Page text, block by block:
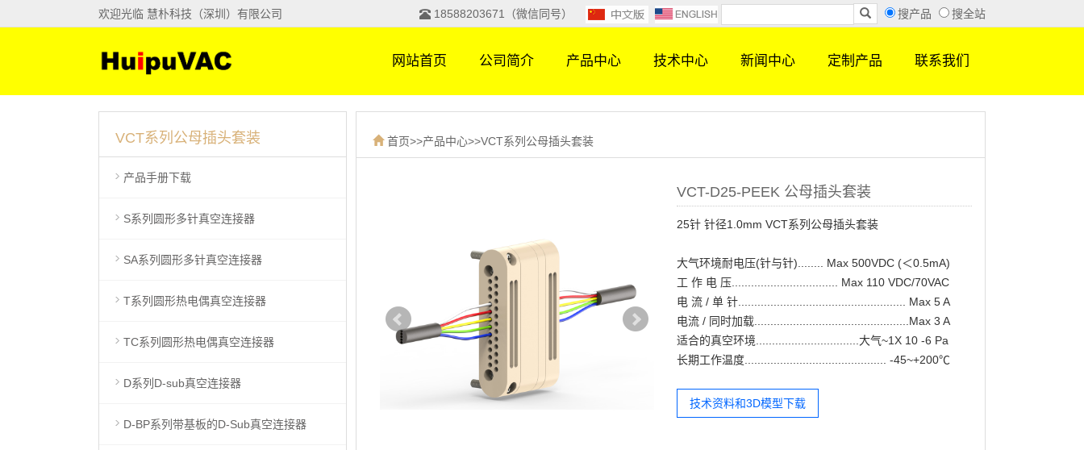
欢迎光临 慧朴科技（深圳）有限公司 18588203671（微信同号） 搜产品 搜全站
网站首页 公司简介 产品中心 技术中心 新闻中心 定制产品 联系我们
首页>>产品中心>>VCT系列公母插头套装
VCT-D25-PEEK 公母插头套装
25针 针径1.0mm VCT系列公母插头套装
大气环境耐电压(针与针)........ Max 500VDC (＜0.5mA)
工 作 电 压................................. Max 110 VDC/70VAC
电 流 / 单 针.................................................... Max 5 A
电流 / 同时加载................................................Max 3 A
适合的真空环境................................大气~1X 10 -6 Pa
长期工作温度............................................ -45~+200℃
技术资料和3D模型下载
VCT系列公母插头套装
产品手册下载
S系列圆形多针真空连接器
SA系列圆形多针真空连接器
T系列圆形热电偶真空连接器
TC系列圆形热电偶真空连接器
D系列D-sub真空连接器
D-BP系列带基板的D-Sub真空连接器